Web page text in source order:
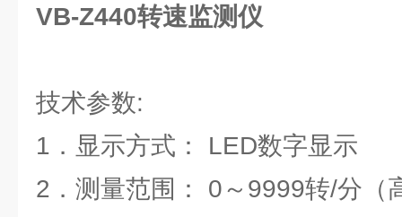
VB-Z440转速监测仪
技术参数:
1．显示方式： LED数字显示
2．测量范围： 0～9999转/分（